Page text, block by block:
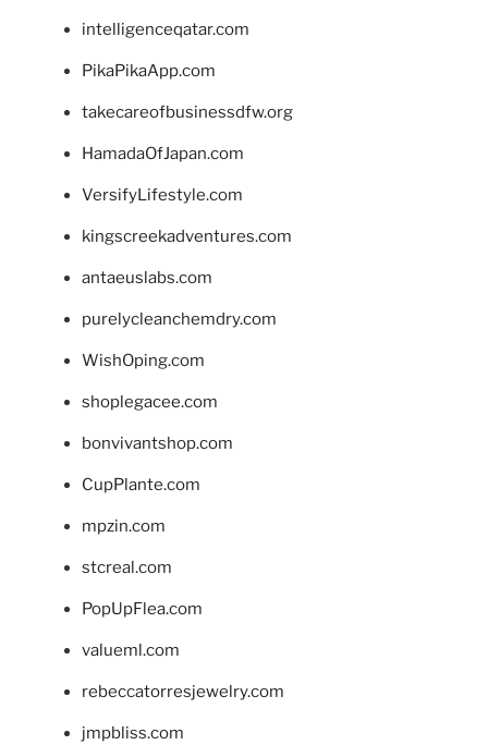
intelligenceqatar.com
PikaPikaApp.com
takecareofbusinessdfw.org
HamadaOfJapan.com
VersifyLifestyle.com
kingscreekadventures.com
antaeuslabs.com
purelycleanchemdry.com
WishOping.com
shoplegacee.com
bonvivantshop.com
CupPlante.com
mpzin.com
stcreal.com
PopUpFlea.com
valueml.com
rebeccatorresjewelry.com
jmpbliss.com